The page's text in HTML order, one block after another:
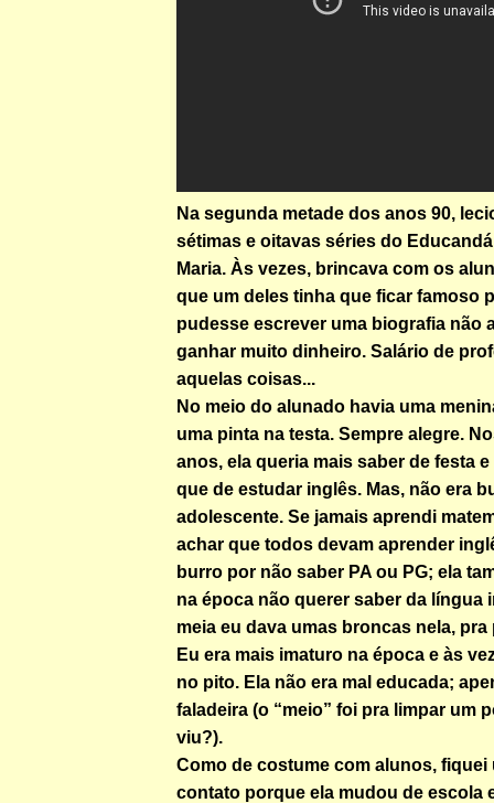
Na segunda metade dos anos 90,
sétimas e oitavas séries do
Maria. Às vezes, brincava com os
que um deles tinha que ficar famoso
pudesse escrever uma biografia não
ganhar muito dinheiro. Salário de
aquelas coisas...
No meio do alunado havia uma
uma pinta na testa. Sempre alegre.
anos, ela queria mais saber de festa
que de estudar inglês. Mas, não era
adolescente. Se jamais aprendi
achar que todos devam aprender
burro por não saber PA ou PG; ela
na época não querer saber da língua
meia eu dava umas broncas nela, pra
Eu era mais imaturo na época e às
no pito. Ela não era mal educada;
faladeira (o “meio” foi pra limpar um
viu?).
Como de costume com alunos, fiquei
contato porque ela mudou de escola